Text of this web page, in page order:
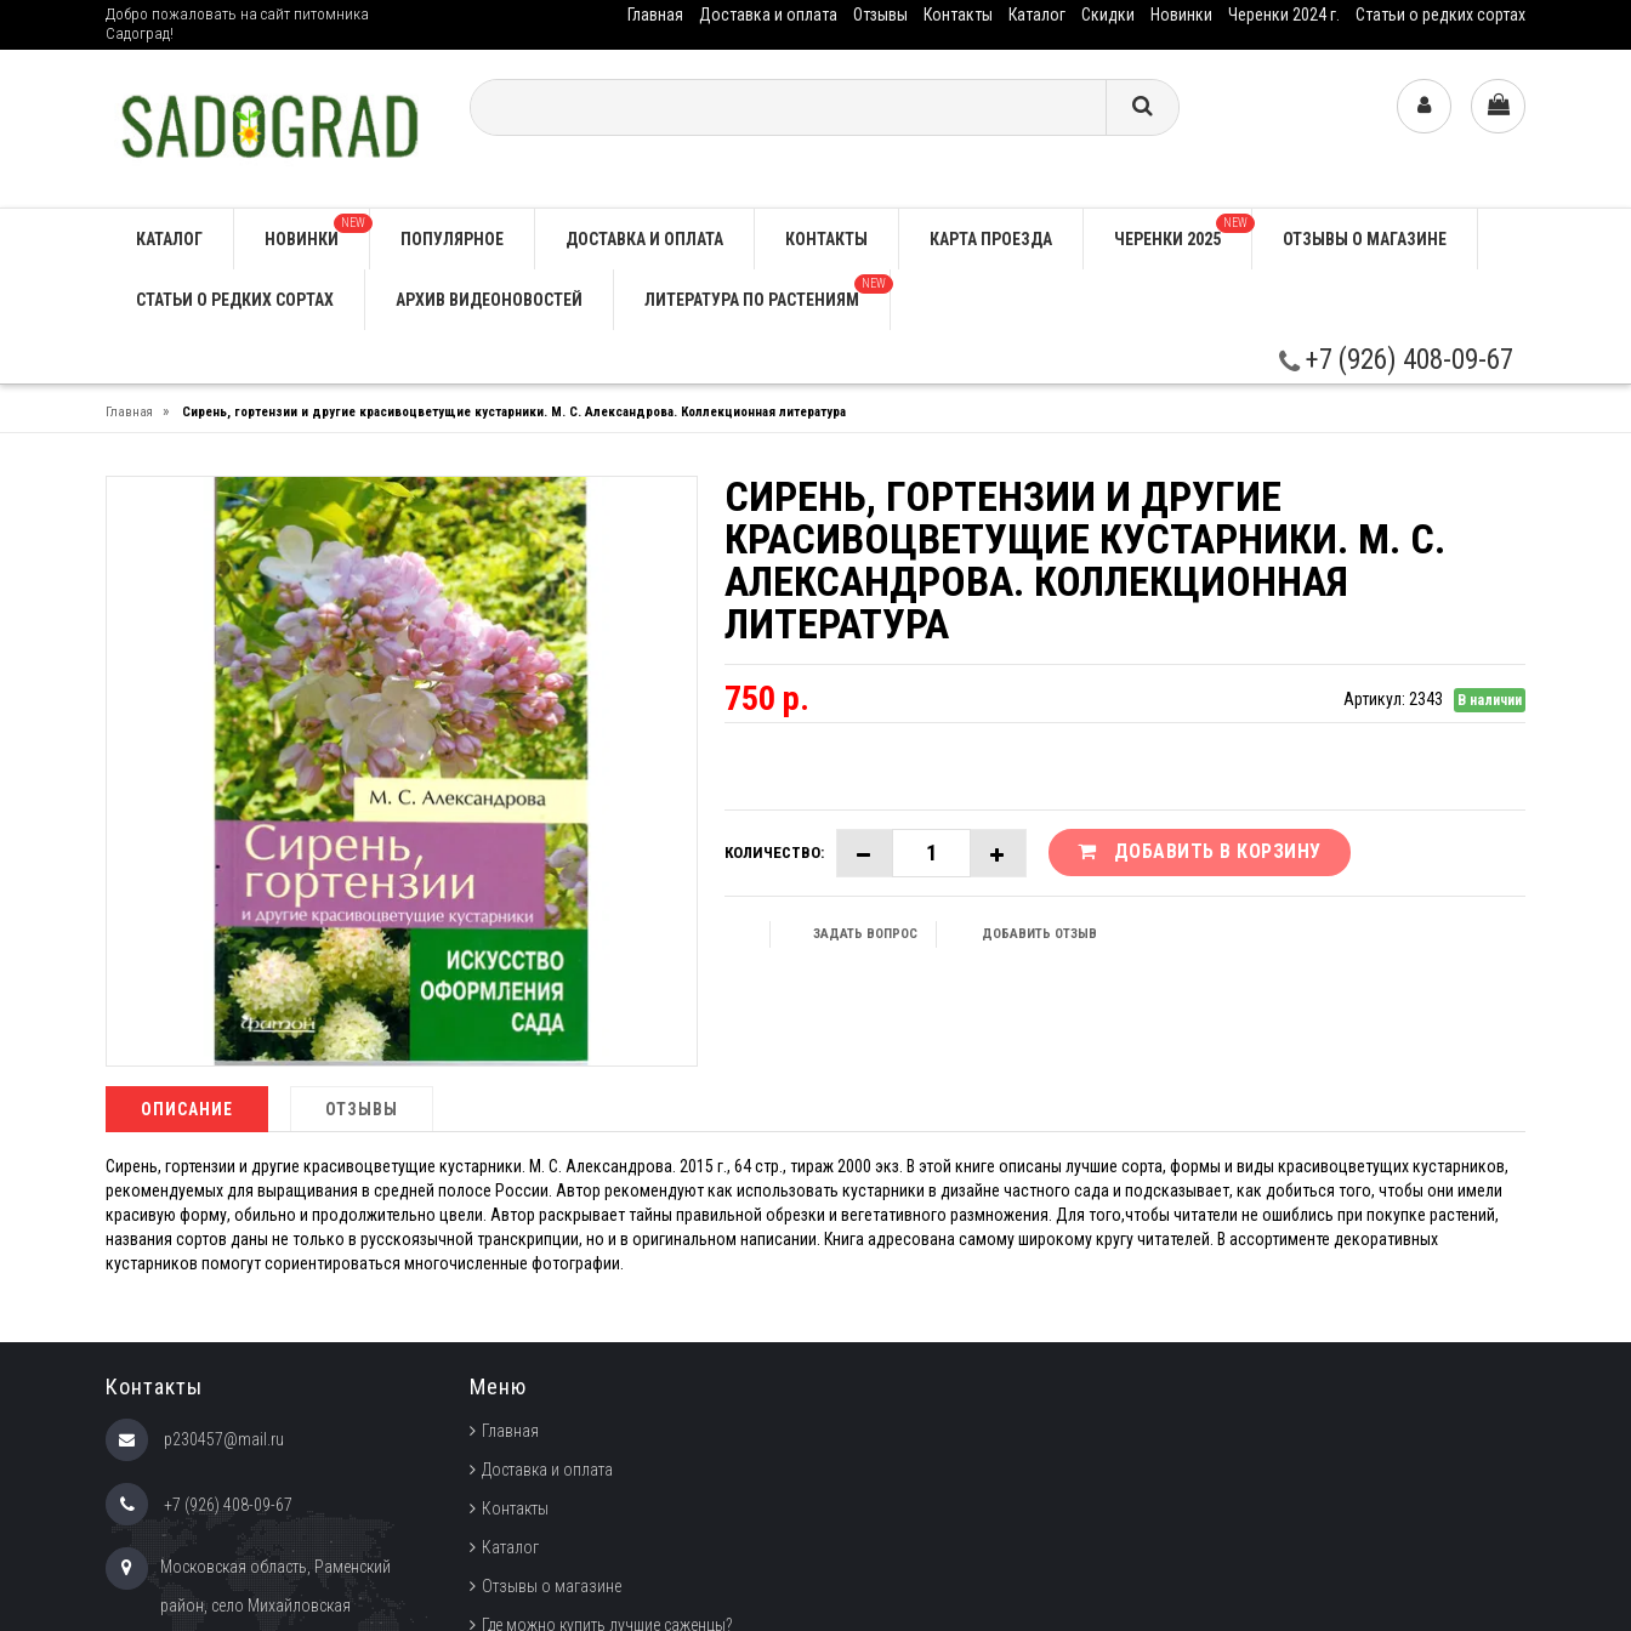
Добро пожаловать на сайт питомника
Садоград!
Главная Доставка и оплата Отзывы Контакты Каталог Скидки Новинки Черенки 2024 г. Статьи о редких сортах
КАТАЛОГ НОВИНКИ
NEW
ПОПУЛЯРНОЕ ДОСТАВКА И ОПЛАТА КОНТАКТЫ КАРТА ПРОЕЗДА ЧЕРЕНКИ 2025
NEW
ОТЗЫВЫ О МАГАЗИНЕ
СТАТЬИ О РЕДКИХ СОРТАХ АРХИВ ВИДЕОНОВОСТЕЙ ЛИТЕРАТУРА ПО РАСТЕНИЯМ
NEW
+7 (926) 408-09-67
Главная » Сирень, гортензии и другие красивоцветущие кустарники. М. С. Александрова. Коллекционная литература
СИРЕНЬ, ГОРТЕНЗИИ И ДРУГИЕ
КРАСИВОЦВЕТУЩИЕ КУСТАРНИКИ. М. С.
АЛЕКСАНДРОВА. КОЛЛЕКЦИОННАЯ
ЛИТЕРАТУРА
750 р. В наличии
Артикул: 2343
КОЛИЧЕСТВО: ДОБАВИТЬ В КОРЗИНУ
ЗАДАТЬ ВОПРОС ДОБАВИТЬ ОТЗЫВ
ОПИСАНИЕ ОТЗЫВЫ
Сирень, гортензии и другие красивоцветущие кустарники. М. С. Александрова. 2015 г., 64 стр., тираж 2000 экз. В этой книге описаны лучшие сорта, формы и виды красивоцветущих кустарников,
рекомендуемых для выращивания в средней полосе России. Автор рекомендуют как использовать кустарники в дизайне частного сада и подсказывает, как добиться того, чтобы они имели
красивую форму, обильно и продолжительно цвели. Автор раскрывает тайны правильной обрезки и вегетативного размножения. Для того,чтобы читатели не ошиблись при покупке растений,
названия сортов даны не только в русскоязычной транскрипции, но и в оригинальном написании. Книга адресована самому широкому кругу читателей. В ассортименте декоративных
кустарников помогут сориентироваться многочисленные фотографии.
Контакты
p230457@mail.ru
+7 (926) 408-09-67
Московская область, Раменский
район, село Михайловская
Меню
Главная
Доставка и оплата
Контакты
Каталог
Отзывы о магазине
Где можно купить лучшие саженцы?